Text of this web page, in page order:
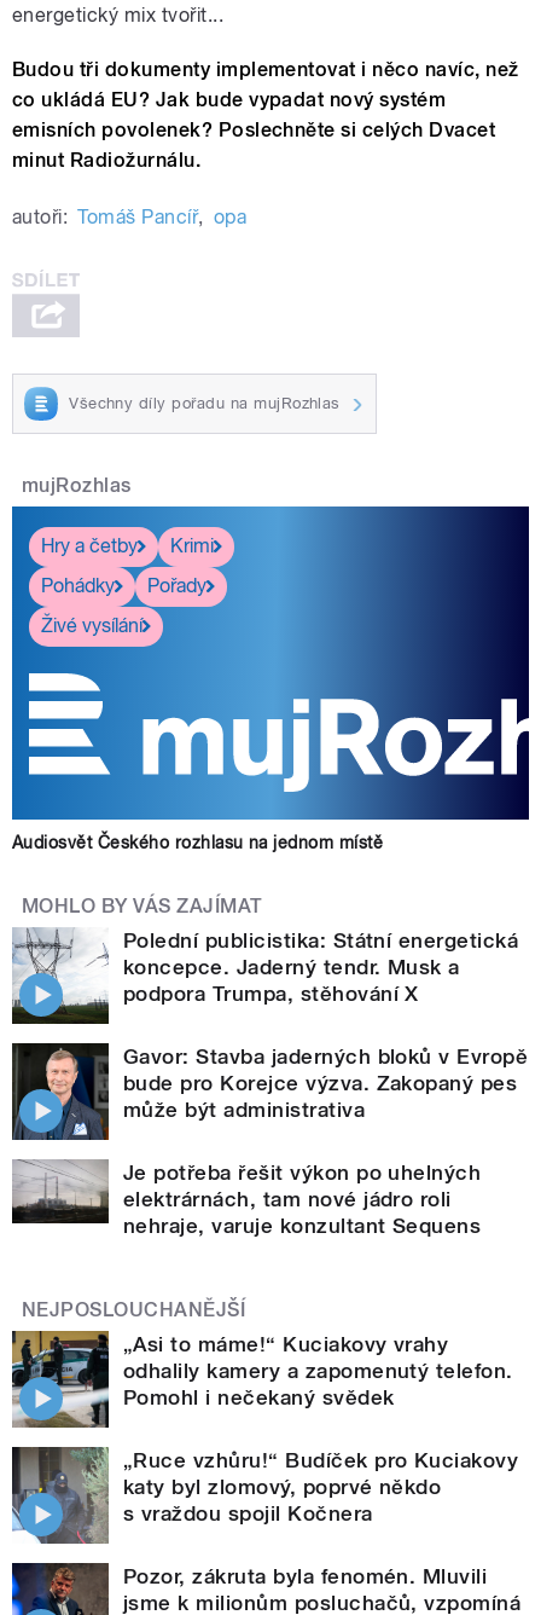
energetický mix tvořit...
Budou tři dokumenty implementovat i něco navíc, než
co ukládá EU? Jak bude vypadat nový systém
emisních povolenek? Poslechněte si celých Dvacet
minut Radiožurnálu.
autoři: Tomáš Pancíř, opa
Všechny díly pořadu na mujRozhlas
mujRozhlas
Hry a četby
Krimi
Pohádky
Pořady
Živé vysílání
Audiosvět Českého rozhlasu na jednom místě
MOHLO BY VÁS ZAJÍMAT
Polední publicistika: Státní energetická
koncepce. Jaderný tendr. Musk a
podpora Trumpa, stěhování X
Gavor: Stavba jaderných bloků v Evropě
bude pro Korejce výzva. Zakopaný pes
může být administrativa
Je potřeba řešit výkon po uhelných
elektrárnách, tam nové jádro roli
nehraje, varuje konzultant Sequens
NEJPOSLOUCHANĚJŠÍ
„Asi to máme!“ Kuciakovy vrahy
odhalily kamery a zapomenutý telefon.
Pomohl i nečekaný svědek
„Ruce vzhůru!“ Budíček pro Kuciakovy
katy byl zlomový, poprvé někdo
s vraždou spojil Kočnera
Pozor, zákruta byla fenomén. Mluvili
jsme k milionům posluchačů, vzpomíná